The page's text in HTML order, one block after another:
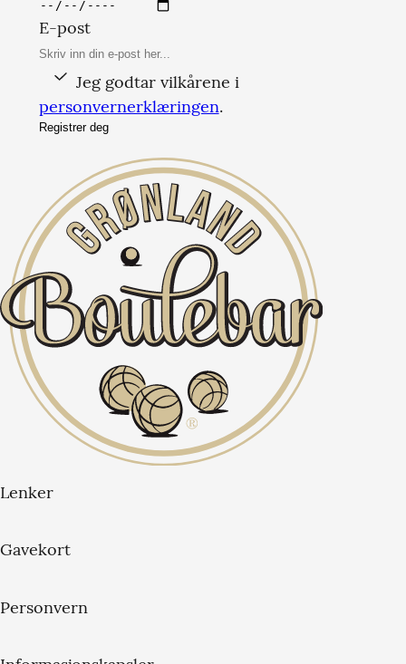
E-post
Jeg godtar vilkårene i
personvernerklæringen.
Registrer deg
Lenker
Gavekort
Personvern